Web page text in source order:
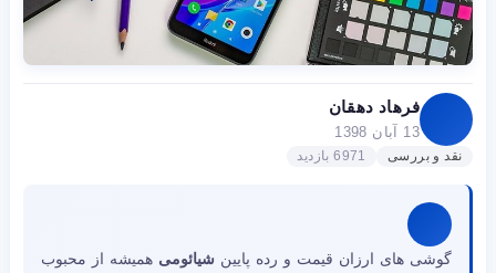
فرهاد دهقان
13 آبان 1398
نقد و بررسی 6971 بازدید
گوشی های ارزان قیمت و رده پایین شیائومی همیشه از محبوب